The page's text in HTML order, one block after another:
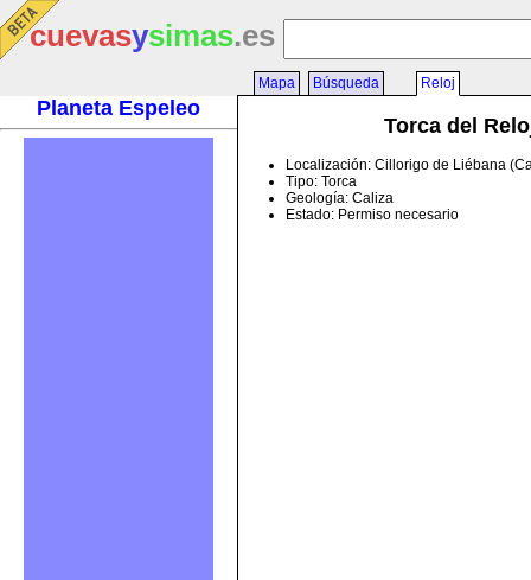
cuevasysimas.es
Planeta Espeleo
Mapa Búsqueda Reloj
Torca del
Localización: Cillorigo de Liébana
Tipo: Torca
Geología: Caliza
Estado: Permiso necesario